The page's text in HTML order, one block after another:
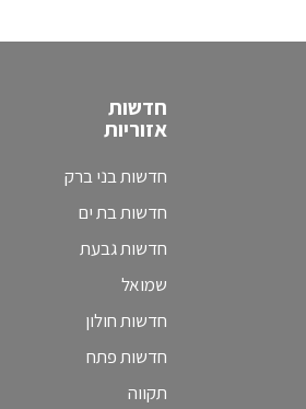
חדשות
אזוריות
חדשות בני ברק
חדשות בת ים
חדשות גבעת
שמואל
חדשות חולון
חדשות פתח
תקווה